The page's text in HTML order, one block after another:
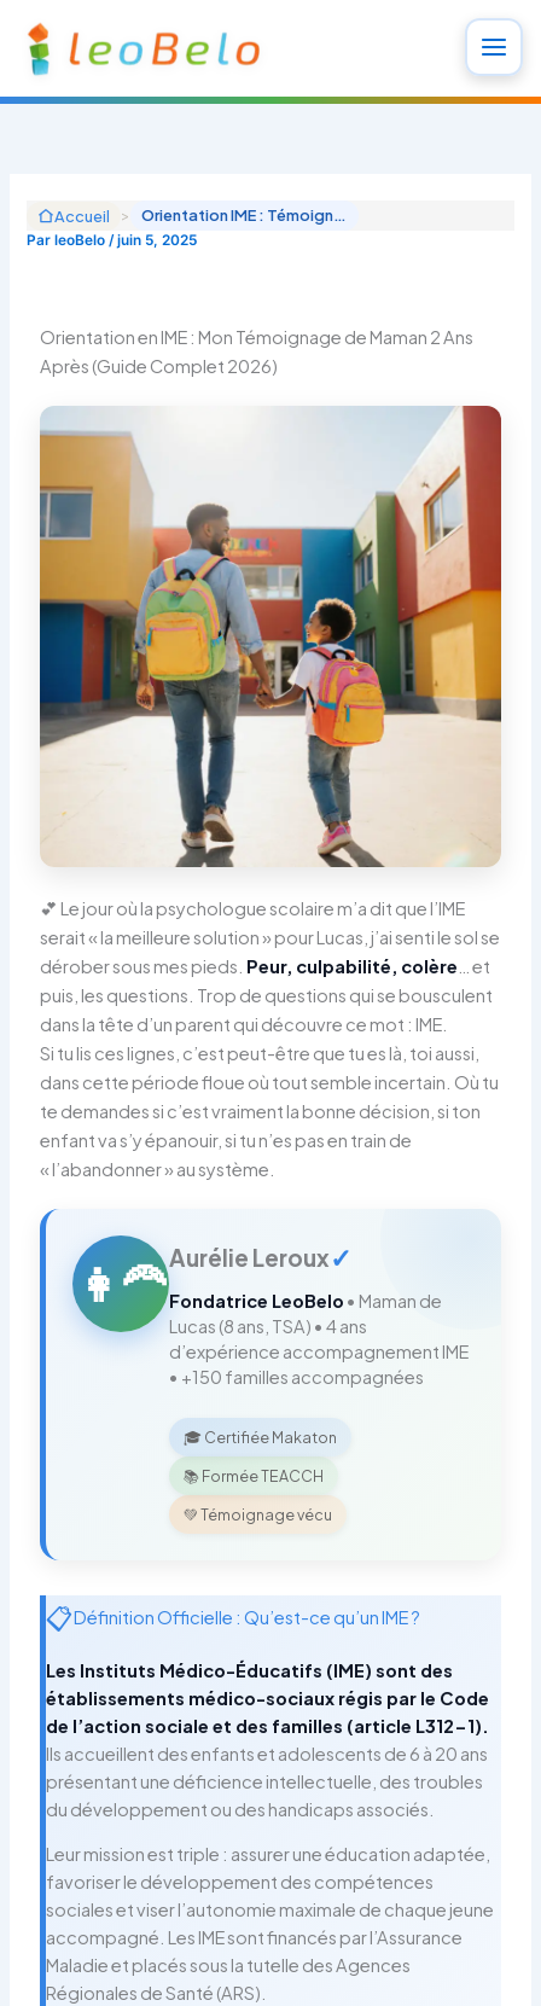
contenu
Accueil > Orientation IME : Témoignage Maman 2 Ans Après + Guide Processus MDPH 2025
Par leoBelo/juin 5, 2025
Orientation en IME : Mon Témoignage de Maman 2 Ans
Après (Guide Complet 2026)
💕 Le jour où la psychologue scolaire m’a dit que l’IME
serait « la meilleure solution » pour Lucas, j’ai senti le sol se
dérober sous mes pieds. Peur, culpabilité, colère … et
puis, les questions. Trop de questions qui se bousculent
dans la tête d’un parent qui découvre ce mot : IME.
Si tu lis ces lignes, c’est peut-être que tu es là, toi aussi,
dans cette période floue où tout semble incertain. Où tu
te demandes si c’est vraiment la bonne décision, si ton
enfant va s’y épanouir, si tu n’es pas en train de
« l’abandonner » au système.
👩‍🦰Aurélie Leroux✓
Fondatrice LeoBelo • Maman de
Lucas (8 ans, TSA) • 4 ans
d’expérience accompagnement IME
• +150 familles accompagnées
🎓 Certifiée Makaton
📚 Formée TEACCH
💚 Témoignage vécu
📋Définition Officielle : Qu’est-ce qu’un IME ?
Les Instituts Médico-Éducatifs (IME) sont des
établissements médico-sociaux régis par le Code
de l’action sociale et des familles (article L312-1).
Ils accueillent des enfants et adolescents de 6 à 20 ans
présentant une déficience intellectuelle, des troubles
du développement ou des handicaps associés.
Leur mission est triple : assurer une éducation adaptée,
favoriser le développement des compétences
sociales et viser l’autonomie maximale de chaque jeune
accompagné. Les IME sont financés par l’Assurance
Maladie et placés sous la tutelle des Agences
Régionales de Santé (ARS).